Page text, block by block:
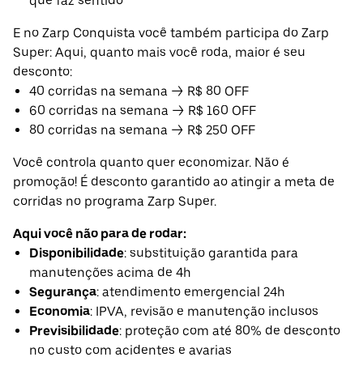
E no Zarp Conquista você também participa do Zarp
Super: Aqui, quanto mais você roda, maior é seu
desconto:
40 corridas na semana → R$ 80 OFF
60 corridas na semana → R$ 160 OFF
80 corridas na semana → R$ 250 OFF
Você controla quanto quer economizar. Não é
promoção! É desconto garantido ao atingir a meta de
corridas no programa Zarp Super.
Aqui você não para de rodar:
Disponibilidade: substituição garantida para
manutenções acima de 4h
Segurança: atendimento emergencial 24h
Economia: IPVA, revisão e manutenção inclusos
Previsibilidade: proteção com até 80% de desconto
no custo com acidentes e avarias